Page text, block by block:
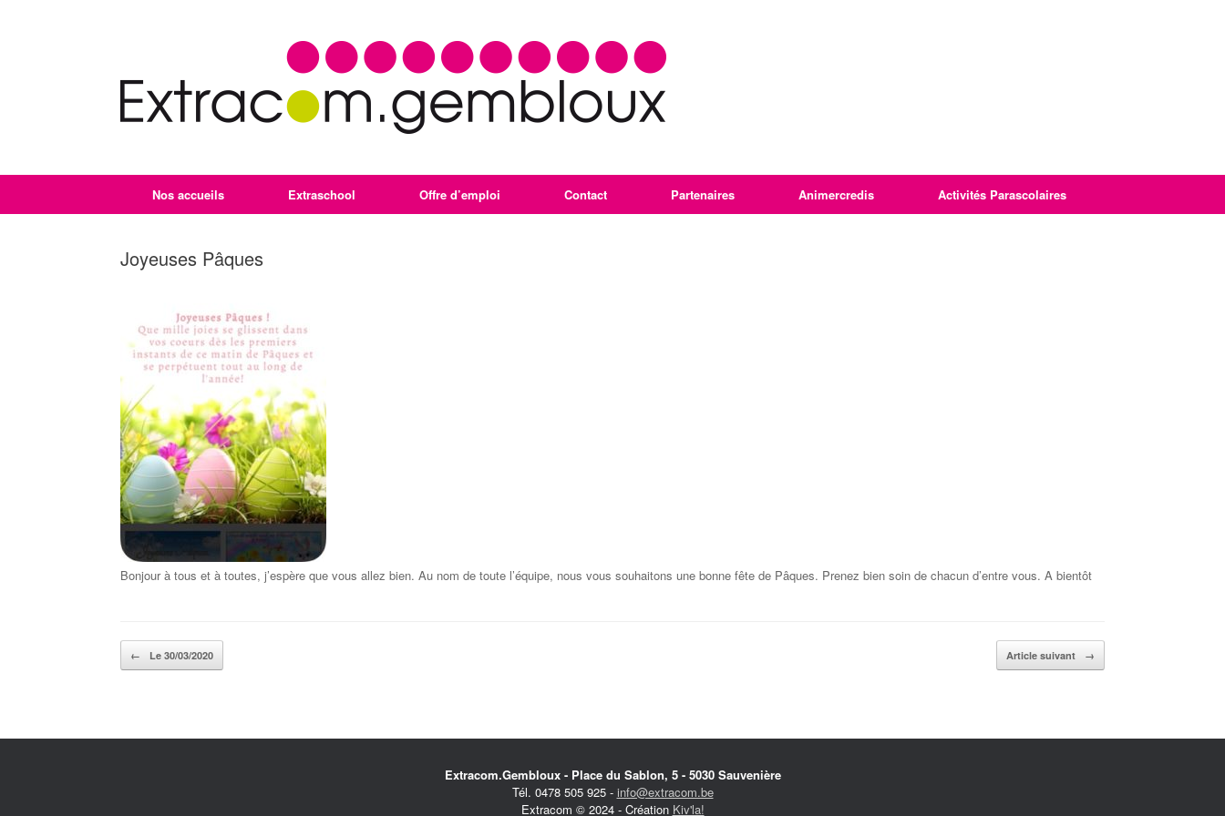
Nos accueils Extraschool Offre d’emploi Contact Partenaires Animercredis Activités Parascolaires
Joyeuses Pâques
Bonjour à tous et à toutes, j’espère que vous allez bien. Au nom de toute l’équipe, nous vous souhaitons une bonne fête de Pâques. Prenez bien soin de chacun d’entre vous. A bientôt
Post navigation
← Le 30/03/2020 Article suivant →
Extracom.Gembloux - Place du Sablon, 5 - 5030 Sauvenière
Tél. 0478 505 925 - info@extracom.be
Extracom © 2024 - Création Kiv'la!